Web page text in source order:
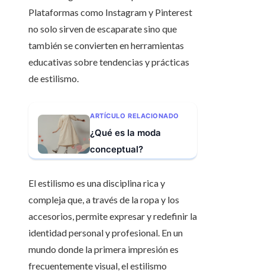
Plataformas como Instagram y Pinterest
no solo sirven de escaparate sino que
también se convierten en herramientas
educativas sobre tendencias y prácticas
de estilismo.
ARTÍCULO RELACIONADO
¿Qué es la moda
conceptual?
El estilismo es una disciplina rica y
compleja que, a través de la ropa y los
accesorios, permite expresar y redefinir la
identidad personal y profesional. En un
mundo donde la primera impresión es
frecuentemente visual, el estilismo